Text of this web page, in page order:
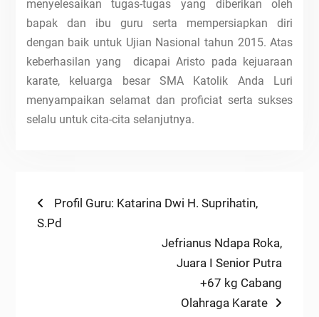
menyelesaikan tugas-tugas yang diberikan oleh
bapak dan ibu guru serta mempersiapkan diri
dengan baik untuk Ujian Nasional tahun 2015. Atas
keberhasilan yang dicapai Aristo pada kejuaraan
karate, keluarga besar SMA Katolik Anda Luri
menyampaikan selamat dan proficiat serta sukses
selalu untuk cita-cita selanjutnya.
Navigasi
pos
Previous
post:
Profil Guru: Katarina Dwi H. Suprihatin,
S.Pd
Next
post:
Jefrianus Ndapa Roka,
Juara I Senior Putra
+67 kg Cabang
Olahraga Karate